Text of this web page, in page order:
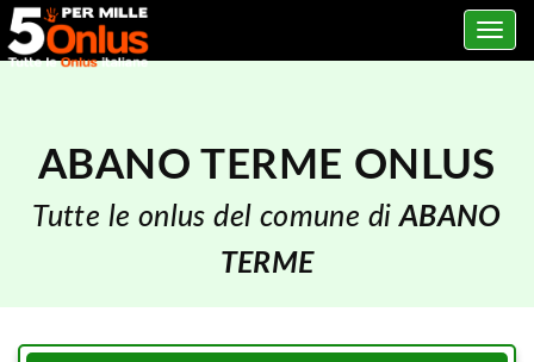
Toggle
ABANO TERME ONLUS
Tutte le onlus del comune diABANO
TERME